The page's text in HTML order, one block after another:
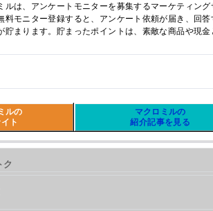
ルは、アンケートモニターを募集するマーケティング
料モニター登録すると、アンケート依頼が届き、回答
貯まります。貯まったポイントは、素敵な商品や現金
ルの
ト
マクロミルの
紹介記事を見る
ク